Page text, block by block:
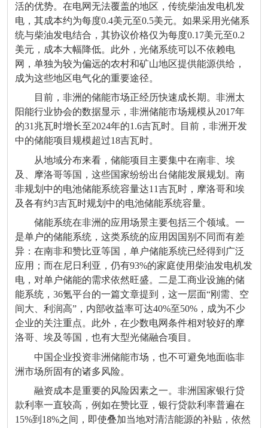
活的优势。在电网无法覆盖的地区，传统柴油发电机发
电，其成本约为每度0.4美元至0.5美元。如果采用光储系
统与柴油发电结合，其协议价格仅为每度0.17美元至0.2
美元，成本大幅降低。此外，光储系统可以不依赖电
网，单独为较为偏远的农村和矿山地区提供能源供给，
成为这些地区电气化的重要途径。
目前，非洲的储能市场正经历快速成长期。非洲太
阳能行业协会的数据显示，非洲储能市场规模从2017年
的31兆瓦时增长至2024年的1.6吉瓦时。目前，非洲开发
中的储能项目规模超过18吉瓦时。
从地域分布来看，储能项目主要集中在南非、埃
及、摩洛哥等国，这些国家纷纷出台储能发展规划。南
非规划中的电池储能系统容量达11吉瓦时，摩洛哥和埃
及各有约3吉瓦时规划中的电池储能系统容量。
储能系统在非洲的应用场景主要包括三个领域。一
是单户的储能系统，这类系统的应用因国别不同而有差
异：在南非和赞比亚等国，单户储能系统已经得到广泛
应用；而在尼日利亚，仍有93%的家庭使用柴油发电机发
电，对单户储能的需求依然旺盛。二是工商业设施的储
能系统，36氪平台的一篇文章提到，这一层面“刚需、空
间大、利润高”，内部收益率可达40%至50%，成为不少
企业的关注重点。此外，在少数电网条件相对较好的摩
洛哥、埃及等国，也有大型光储融合项目。
中国企业投资非洲储能市场，也不可避免地面临非
洲市场所固有的诸多风险。
融资成本是重要的风险因素之一。非洲国家银行贷
款利率一直较高，例如在赞比亚，银行贷款利率普遍在
15%到18%之间，即使叠加当地对清洁能源的补贴，依然